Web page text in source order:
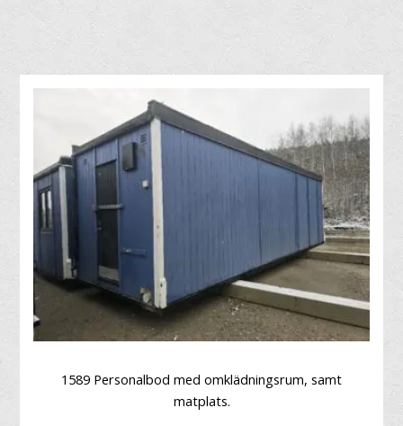
1589 Personalbod med omklädningsrum, samt
matplats.